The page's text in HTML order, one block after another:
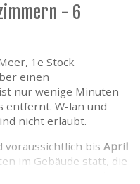
- 6
1e Stock
einen
nur wenige Minuten
entfernt. W-lan und
nicht erlaubt.
voraussichtlich bisApril
im Gebäude statt, die
verursachen werden.